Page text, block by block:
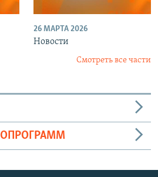
26 МАРТА 2026
Новости
Смотреть все части